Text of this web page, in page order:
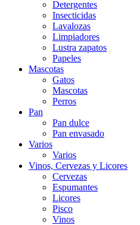
Detergentes
Insecticidas
Lavalozas
Limpiadores
Lustra zapatos
Papeles
Mascotas
Gatos
Mascotas
Perros
Pan
Pan dulce
Pan envasado
Varios
Varios
Vinos, Cervezas y Licores
Cervezas
Espumantes
Licores
Pisco
Vinos